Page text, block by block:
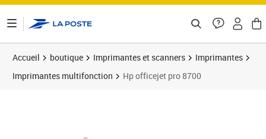
Accueil boutique Imprimantes et scanners
Imprimantes
Imprimantes multifonction
Hp officejet pro 8700